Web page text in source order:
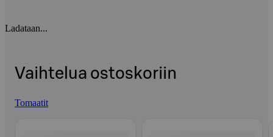
Ladataan...
Vaihtelua ostoskoriin
Tomaatit